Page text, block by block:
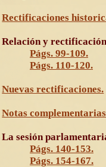
Rectificaciones
Relación y
Págs. 99-109.
Págs. 110-120.
Nuevas rectificaciones.
Notas
La sesión
Págs. 140-153.
Págs. 154-167.